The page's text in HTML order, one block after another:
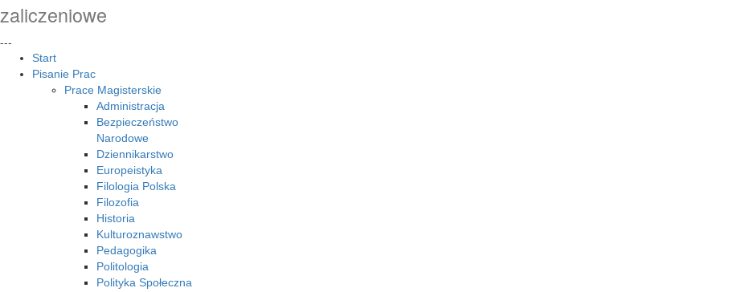
zaliczeniowe
---
Start
Pisanie Prac
Prace Magisterskie
Administracja
Bezpieczeństwo
Narodowe
Dziennikarstwo
Europeistyka
Filologia Polska
Filozofia
Historia
Kulturoznawstwo
Pedagogika
Politologia
Polityka Społeczna